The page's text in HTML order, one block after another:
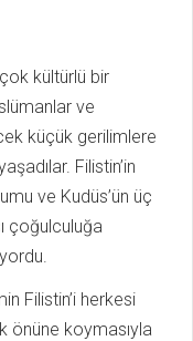
kültürlü bir
ve
küçük gerilimlere
Filistin’in
ve Kudüs’ün üç
çoğulculuğa
Filistin’i herkesi
önüne koymasıyla